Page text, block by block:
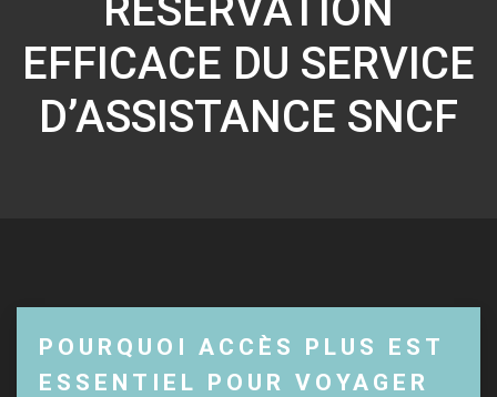
RÉSERVATION
EFFICACE DU SERVICE
D’ASSISTANCE SNCF
POURQUOI ACCÈS PLUS EST
ESSENTIEL POUR VOYAGER